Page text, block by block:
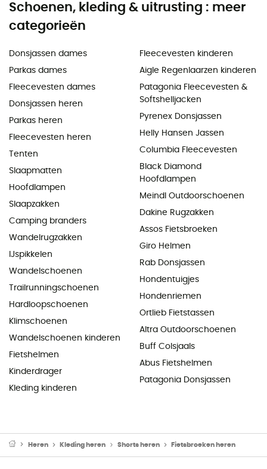
Schoenen, kleding & uitrusting : meer
categorieën
Donsjassen dames
Parkas dames
Fleecevesten dames
Donsjassen heren
Parkas heren
Fleecevesten heren
Tenten
Slaapmatten
Hoofdlampen
Slaapzakken
Camping branders
Wandelrugzakken
IJspikkelen
Wandelschoenen
Trailrunningschoenen
Hardloopschoenen
Klimschoenen
Wandelschoenen kinderen
Fietshelmen
Kinderdrager
Kleding kinderen
Fleecevesten kinderen
Aigle Regenlaarzen kinderen
Patagonia Fleecevesten &
Softshelljacken
Pyrenex Donsjassen
Helly Hansen Jassen
Columbia Fleecevesten
Black Diamond
Hoofdlampen
Meindl Outdoorschoenen
Dakine Rugzakken
Assos Fietsbroeken
Giro Helmen
Rab Donsjassen
Hondentuigjes
Hondenriemen
Ortlieb Fietstassen
Altra Outdoorschoenen
Buff Colsjaals
Abus Fietshelmen
Patagonia Donsjassen
Heren Kleding heren Shorts heren Fietsbroeken heren